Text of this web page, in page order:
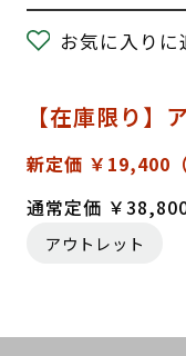
お気に入りに
【在庫限り】
新定価 ￥19,400
通常定価 ￥38,800
アウトレット